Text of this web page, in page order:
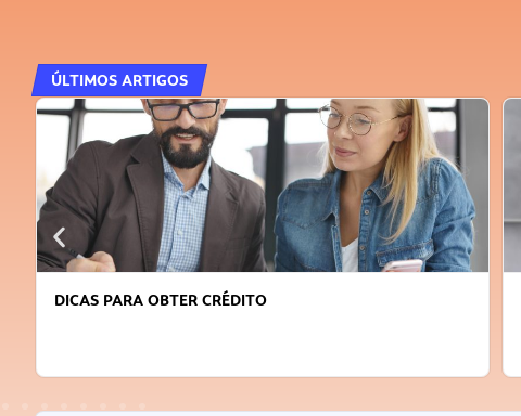
ÚLTIMOS ARTIGOS
DICAS PARA OBTER CRÉDITO